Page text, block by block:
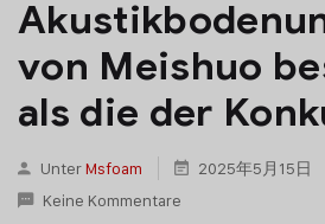
von Meishuo
als die der
UnterMsfoam 2025年5月15日
Keine Kommentare